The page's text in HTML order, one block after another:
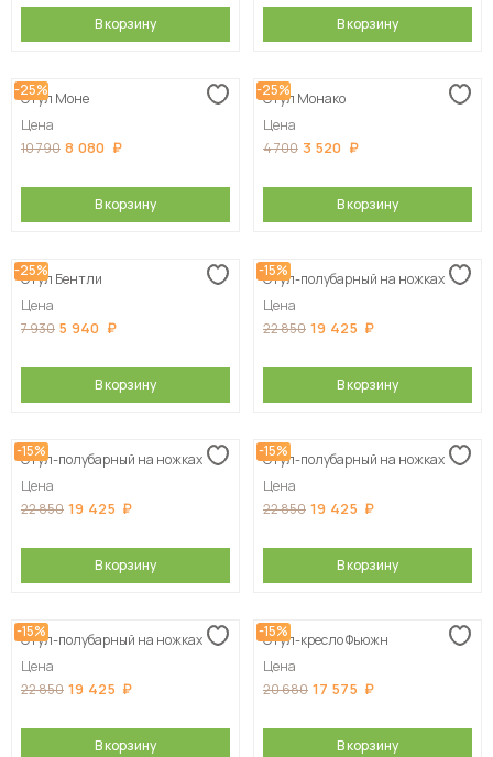
В корзину В корзину
-25%
Стул Моне
Цена
10 790 8 080
В корзину
-25%
Стул Монако
Цена
4 700 3 520
В корзину
-25%
Стул Бентли
Цена
7 930 5 940
В корзину
-15%
Стул-полубарный на ножках
Цена
22 850 19 425
В корзину
-15%
Стул-полубарный на ножках
Цена
22 850 19 425
В корзину
-15%
Стул-полубарный на ножках
Цена
22 850 19 425
В корзину
-15%
Стул-полубарный на ножках
Цена
22 850 19 425
В корзину
-15%
Стул-кресло Фьюжн
Цена
20 680 17 575
В корзину